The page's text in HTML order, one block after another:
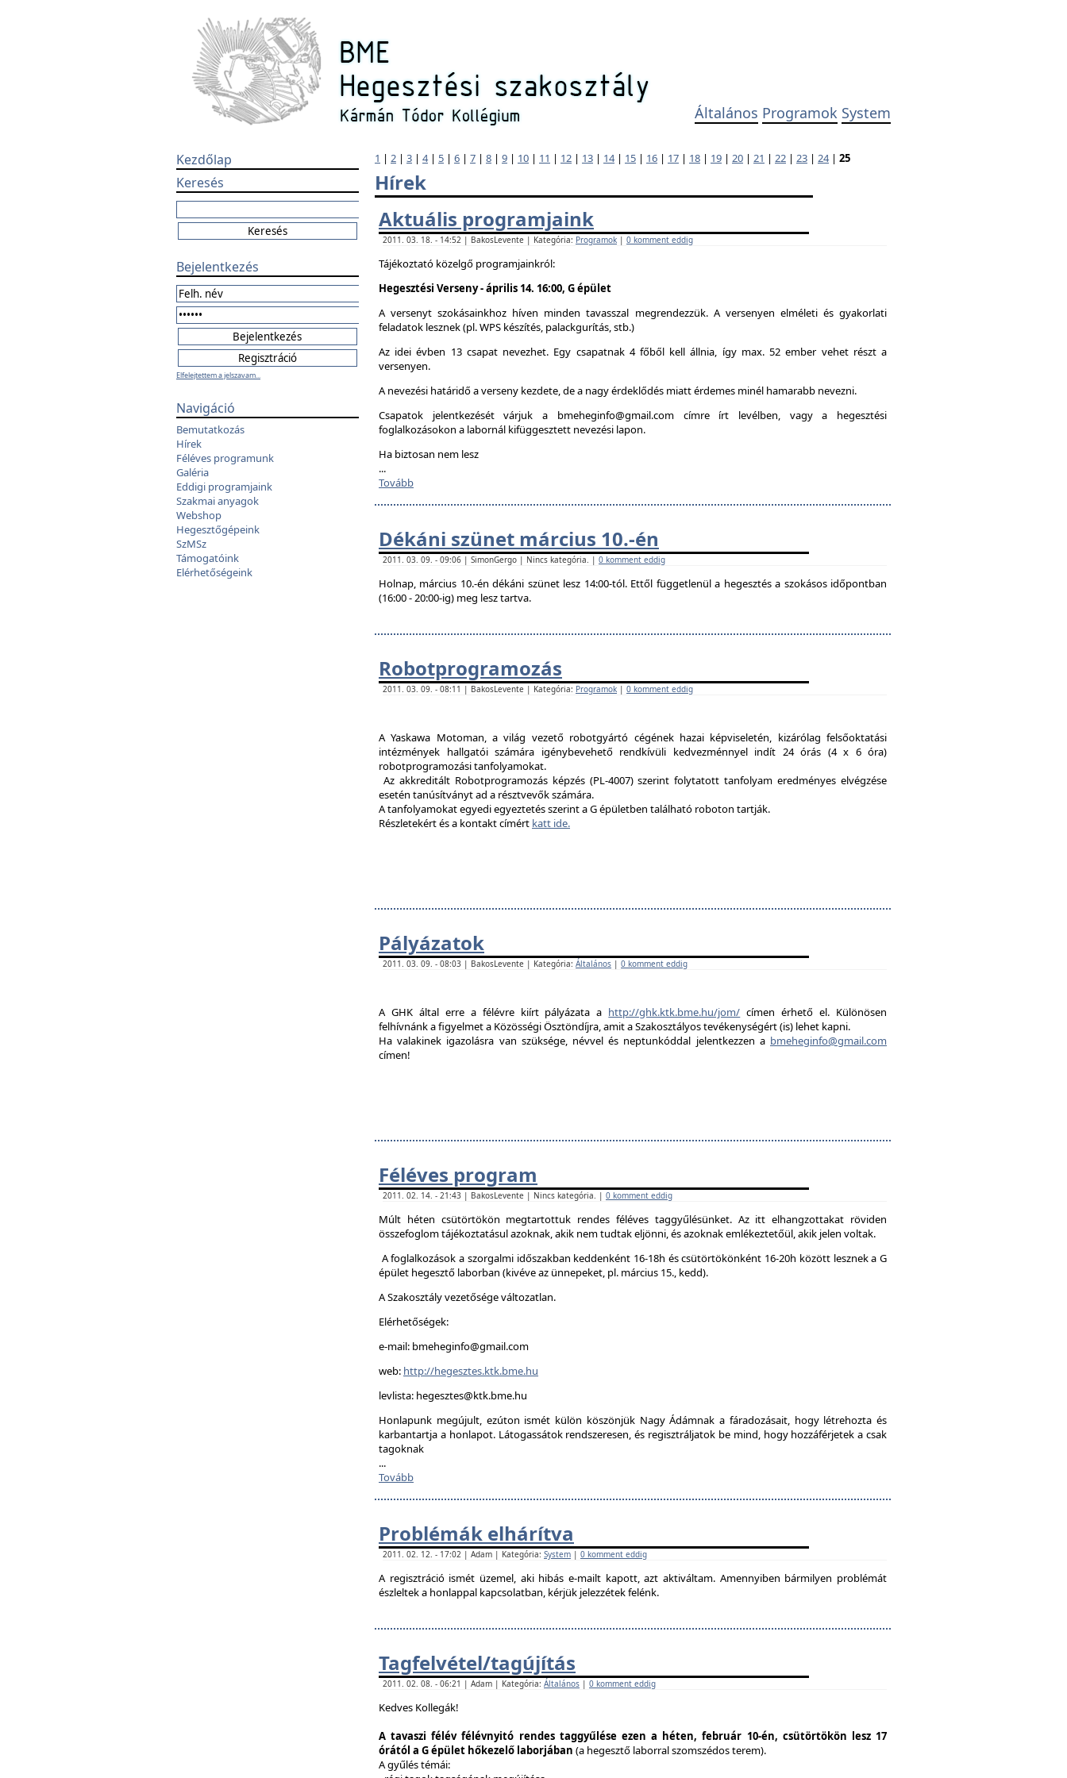
Általános Programok System
Kezdőlap
Keresés
Bejelentkezés
Elfelejtettem a jelszavam...
Navigáció
Bemutatkozás
Hírek
Féléves programunk
Galéria
Eddigi programjaink
Szakmai anyagok
Webshop
Hegesztőgépeink
SzMSz
Támogatóink
Elérhetőségeink
1 | 2 | 3 | 4| 5 | 6 | 7 | 8 | 9 | 10 | 11 | 12 | 13 | 14| 15 | 16 | 17 | 18 | 19 | 20 | 21 | 22 | 23 | 24| 25
Hírek
Aktuális programjaink
2011. 03. 18. - 14:52 | BakosLevente | Kategória: Programok | 0 komment eddig
Tájékoztató közelgő programjainkról:
Hegesztési Verseny - április 14. 16:00, G épület
A versenyt szokásainkhoz híven minden tavasszal megrendezzük. A versenyen elméleti és gyakorlati
feladatok lesznek (pl. WPS készítés, palackgurítás, stb.)
Az idei évben 13 csapat nevezhet. Egy csapatnak 4 főből kell állnia, így max. 52 ember vehet részt a
versenyen.
A nevezési határidő a verseny kezdete, de a nagy érdeklődés miatt érdemes minél hamarabb nevezni.
Csapatok jelentkezését várjuk a bmeheginfo@gmail.com címre írt levélben, vagy a hegesztési
foglalkozásokon a labornál kifüggesztett nevezési lapon.
Ha biztosan nem lesz
...
Tovább
Dékáni szünet március 10.-én
2011. 03. 09. - 09:06 | SimonGergo | Nincs kategória. | 0 komment eddig
Holnap, március 10.-én dékáni szünet lesz 14:00-tól. Ettől függetlenül a hegesztés a szokásos időpontban
(16:00 - 20:00-ig) meg lesz tartva.
Robotprogramozás
2011. 03. 09. - 08:11 | BakosLevente | Kategória: Programok | 0 komment eddig
A Yaskawa Motoman, a világ vezető robotgyártó cégének hazai képviseletén, kizárólag felsőoktatási
intézmények hallgatói számára igénybevehető rendkívüli kedvezménnyel indít 24 órás (4 x 6 óra)
robotprogramozási tanfolyamokat.
Az akkreditált Robotprogramozás képzés (PL-4007) szerint folytatott tanfolyam eredményes elvégzése
esetén tanúsítványt ad a résztvevők számára.
A tanfolyamokat egyedi egyeztetés szerint a G épületben található roboton tartják.
Részletekért és a kontakt címért katt ide.
Pályázatok
2011. 03. 09. - 08:03 | BakosLevente | Kategória: Általános | 0 komment eddig
A GHK által erre a félévre kiírt pályázata a http://ghk.ktk.bme.hu/jom/ címen érhető el. Különösen
felhívnánk a figyelmet a Közösségi Ösztöndíjra, amit a Szakosztályos tevékenységért (is) lehet kapni.
Ha valakinek igazolásra van szüksége, névvel és neptunkóddal jelentkezzen a bmeheginfo@gmail.com
címen!
Féléves program
2011. 02. 14. - 21:43 | BakosLevente | Nincs kategória. | 0 komment eddig
Múlt héten csütörtökön megtartottuk rendes féléves taggyűlésünket. Az itt elhangzottakat röviden
összefoglom tájékoztatásul azoknak, akik nem tudtak eljönni, és azoknak emlékeztetőül, akik jelen voltak.
A foglalkozások a szorgalmi időszakban keddenként 16-18h és csütörtökönként 16-20h között lesznek a G
épület hegesztő laborban (kivéve az ünnepeket, pl. március 15., kedd).
A Szakosztály vezetősége változatlan.
Elérhetőségek:
e-mail: bmeheginfo@gmail.com
web: http://hegesztes.ktk.bme.hu
levlista: hegesztes@ktk.bme.hu
Honlapunk megújult, ezúton ismét külön köszönjük Nagy Ádámnak a fáradozásait, hogy létrehozta és
karbantartja a honlapot. Látogassátok rendszeresen, és regisztráljatok be mind, hogy hozzáférjetek a csak
tagoknak
...
Tovább
Problémák elhárítva
2011. 02. 12. - 17:02 | Adam | Kategória: System | 0 komment eddig
A regisztráció ismét üzemel, aki hibás e-mailt kapott, azt aktiváltam. Amennyiben bármilyen problémát
észleltek a honlappal kapcsolatban, kérjük jelezzétek felénk.
Tagfelvétel/tagújítás
2011. 02. 08. - 06:21 | Adam | Kategória: Általános | 0 komment eddig
Kedves Kollegák!
A tavaszi félév félévnyitó rendes taggyűlése ezen a héten, február 10-én, csütörtökön lesz 17
órától a G épület hőkezelő laborjában (a hegesztő laborral szomszédos terem).
A gyűlés témái: